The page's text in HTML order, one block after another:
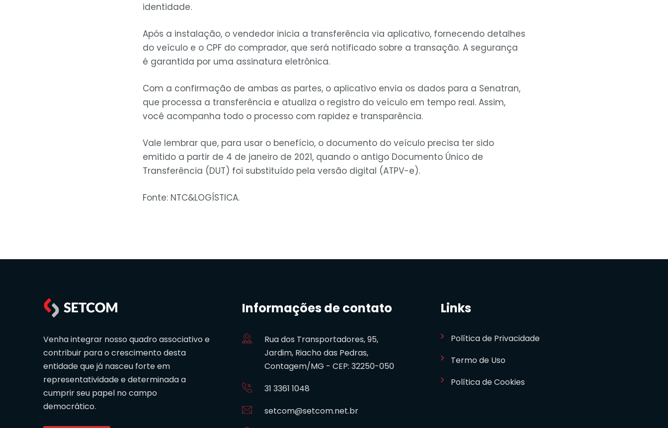
identidade.
Após a instalação, o vendedor inicia a transferência via aplicativo, fornecendo detalhes
do veículo e o CPF do comprador, que será notificado sobre a transação. A segurança
é garantida por uma assinatura eletrônica.
Com a confirmação de ambas as partes, o aplicativo envia os dados para a Senatran,
que processa a transferência e atualiza o registro do veículo em tempo real. Assim,
você acompanha todo o processo com rapidez e transparência.
Vale lembrar que, para usar o benefício, o documento do veículo precisa ter sido
emitido a partir de 4 de janeiro de 2021, quando o antigo Documento Único de
Transferência (DUT) foi substituído pela versão digital (ATPV-e).
Fonte: NTC&LOGÍSTICA.
Venha integrar nosso quadro associativo e
contribuir para o crescimento desta
entidade que já nasceu forte em
representatividade e determinada a
cumprir seu papel no campo
democrático.
Informações de contato
Rua dos Transportadores, 95,
Jardim, Riacho das Pedras,
Contagem/MG - CEP: 32250-050
31 3361 1048
setcom@setcom.net.br
Links
Política de Privacidade
Termo de Uso
Política de Cookies